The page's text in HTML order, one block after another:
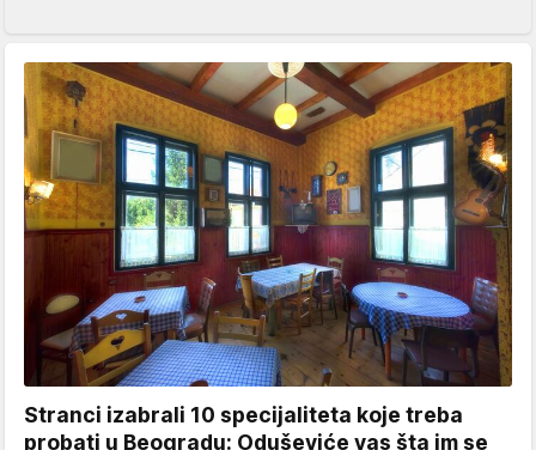
Stranci izabrali 10 specijaliteta koje treba
probati u Beogradu: Oduševiće vas šta im se